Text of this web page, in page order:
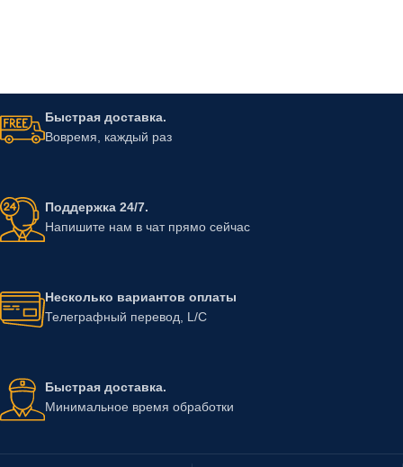
Быстрая доставка.
Вовремя, каждый раз
Поддержка 24/7.
Напишите нам в чат прямо сейчас
Несколько вариантов оплаты
Телеграфный перевод, L/C
Быстрая доставка.
Минимальное время обработки